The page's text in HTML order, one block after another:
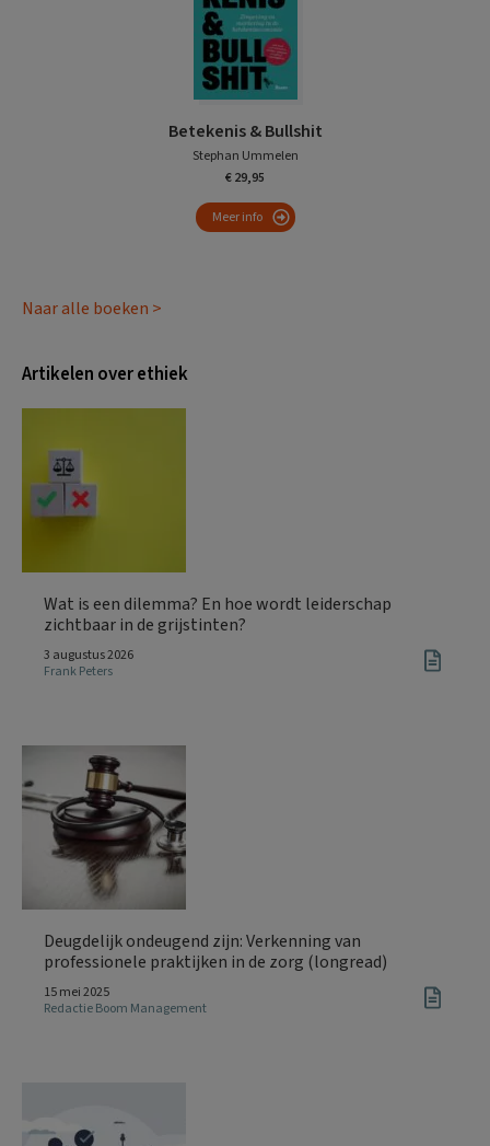
Betekenis & Bullshit
Stephan Ummelen
€ 29,95
Meer info
Naar alle boeken >
Artikelen over ethiek
Wat is een dilemma? En hoe wordt leiderschap
zichtbaar in de grijstinten?
3 augustus 2026
Frank Peters
Deugdelijk ondeugend zijn: Verkenning van
professionele praktijken in de zorg (longread)
15 mei 2025
Redactie Boom Management